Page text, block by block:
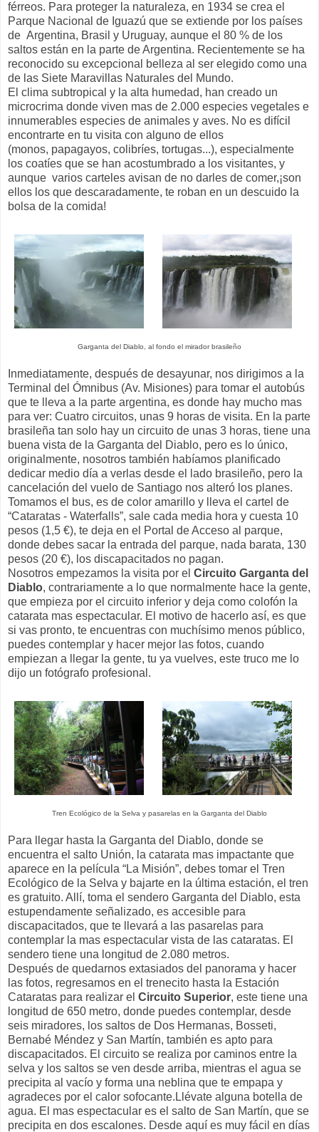
férreos. Para proteger la naturaleza, en 1934 se crea el
Parque Nacional de Iguazú que se extiende por los países
de Argentina, Brasil y Uruguay, aunque el 80 % de los
saltos están en la parte de Argentina. Recientemente se ha
reconocido su excepcional belleza al ser elegido como una
de las Siete Maravillas Naturales del Mundo.
El clima subtropical y la alta humedad, han creado un
microcrima donde viven mas de 2.000 especies vegetales e
innumerables especies de animales y aves. No es difícil
encontrarte en tu visita con alguno de ellos
(monos, papagayos, colibríes, tortugas...), especialmente
los coatíes que se han acostumbrado a los visitantes, y
aunque varios carteles avisan de no darles de comer,¡son
ellos los que descaradamente, te roban en un descuido la
bolsa de la comida!
Garganta del Diablo, al fondo el mirador brasileño
Inmediatamente, después de desayunar, nos dirigimos a la
Terminal del Ómnibus (Av. Misiones) para tomar el autobús
que te lleva a la parte argentina, es donde hay mucho mas
para ver: Cuatro circuitos, unas 9 horas de visita. En la parte
brasileña tan solo hay un circuito de unas 3 horas, tiene una
buena vista de la Garganta del Diablo, pero es lo único,
originalmente, nosotros también habíamos planificado
dedicar medio día a verlas desde el lado brasileño, pero la
cancelación del vuelo de Santiago nos alteró los planes.
Tomamos el bus, es de color amarillo y lleva el cartel de
“Cataratas - Waterfalls”, sale cada media hora y cuesta 10
pesos (1,5 €), te deja en el Portal de Acceso al parque,
donde debes sacar la entrada del parque, nada barata, 130
pesos (20 €), los discapacitados no pagan.
Nosotros empezamos la visita por el Circuito Garganta del
Diablo, contrariamente a lo que normalmente hace la gente,
que empieza por el circuito inferior y deja como colofón la
catarata mas espectacular. El motivo de hacerlo así, es que
si vas pronto, te encuentras con muchísimo menos público,
puedes contemplar y hacer mejor las fotos, cuando
empiezan a llegar la gente, tu ya vuelves, este truco me lo
dijo un fotógrafo profesional.
Tren Ecológico de la Selva y pasarelas en la Garganta del Diablo
Para llegar hasta la Garganta del Diablo, donde se
encuentra el salto Unión, la catarata mas impactante que
aparece en la película “La Misión”, debes tomar el Tren
Ecológico de la Selva y bajarte en la última estación, el tren
es gratuito. Allí, toma el sendero Garganta del Diablo, esta
estupendamente señalizado, es accesible para
discapacitados, que te llevará a las pasarelas para
contemplar la mas espectacular vista de las cataratas. El
sendero tiene una longitud de 2.080 metros.
Después de quedarnos extasiados del panorama y hacer
las fotos, regresamos en el trenecito hasta la Estación
Cataratas para realizar el Circuito Superior, este tiene una
longitud de 650 metro, donde puedes contemplar, desde
seis miradores, los saltos de Dos Hermanas, Bosseti,
Bernabé Méndez y San Martín, también es apto para
discapacitados. El circuito se realiza por caminos entre la
selva y los saltos se ven desde arriba, mientras el agua se
precipita al vacío y forma una neblina que te empapa y
agradeces por el calor sofocante.Llévate alguna botella de
agua. El mas espectacular es el salto de San Martín, que se
precipita en dos escalones. Desde aquí es muy fácil en días